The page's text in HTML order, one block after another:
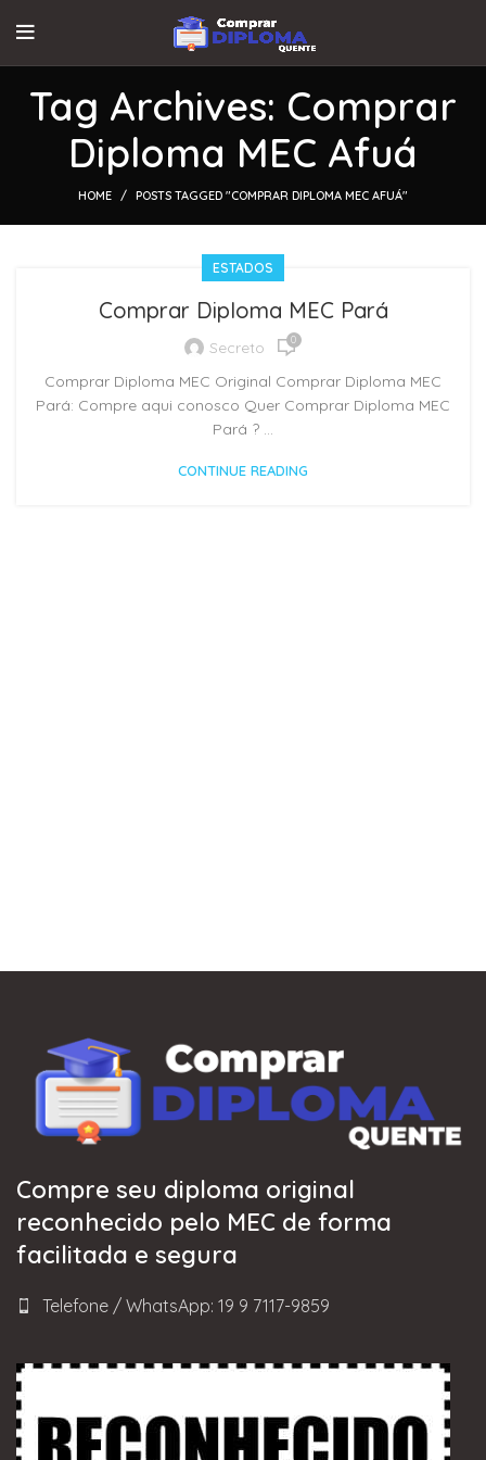
Tag Archives: Comprar
Diploma MEC Afuá
HOME POSTS TAGGED "COMPRAR DIPLOMA MEC AFUÁ"
ESTADOS
Comprar Diploma MEC Pará
Secreto 0
Comprar Diploma MEC Original Comprar Diploma MEC
Pará: Compre aqui conosco Quer Comprar Diploma MEC
Pará ? ...
CONTINUE READING
Compre seu diploma original
reconhecido pelo MEC de forma
facilitada e segura
Telefone / WhatsApp: 19 9 7117-9859